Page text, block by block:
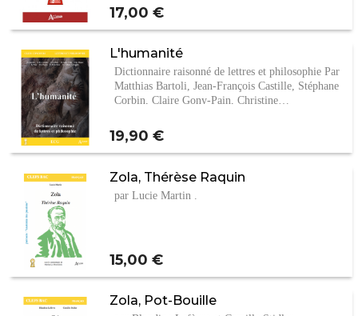
Prix
17,00 €
L'humanité
Dictionnaire raisonné de lettres et philosophie Par
Matthias Bartoli, Jean-François Castille, Stéphane
Corbin, Claire Gony-Pain, Christine…
Prix
19,90 €
Zola, Thérèse Raquin
par Lucie Martin .
Prix
15,00 €
Zola, Pot-Bouille